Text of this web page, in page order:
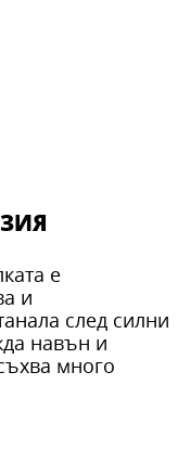
е
и
след силни
навън и
много